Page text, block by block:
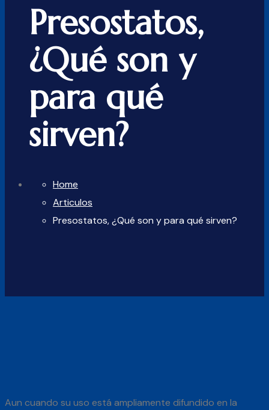
Presostatos,
¿Qué son y
para qué
sirven?
Home
Articulos
Presostatos, ¿Qué son y para qué sirven?
Aun cuando su uso está ampliamente difundido en la